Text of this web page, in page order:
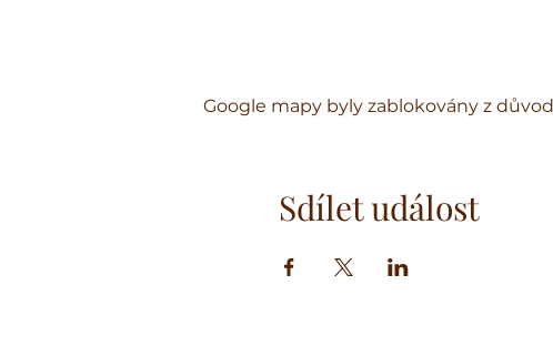
Google mapy byly zablokovány z
Sdílet událost